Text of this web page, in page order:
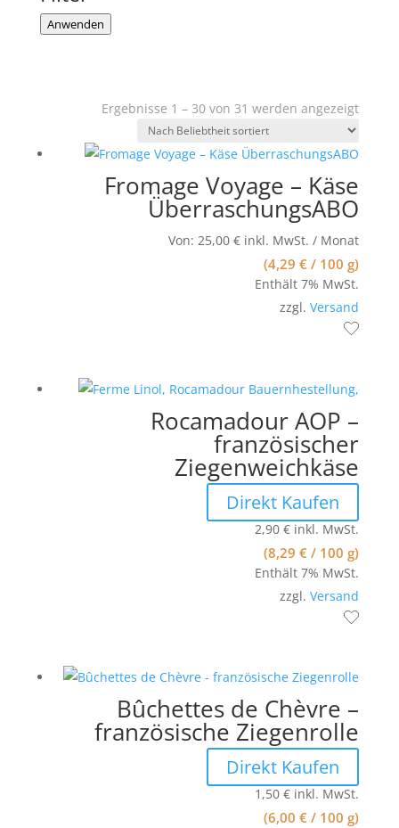
Anwenden
Ergebnisse 1 – 30 von 31 werden angezeigtNach
Fromage Voyage – Käse
ÜberraschungsABO
Von:25,00€ inkl. MwSt. / Monat
(4,29€ / 100 g)
Enthält 7% MwSt.
zzgl.Versand
Rocamadour AOP –
französischer
Ziegenweichkäse
Direkt Kaufen
2,90€ inkl. MwSt.
(8,29€ / 100 g)
Enthält 7% MwSt.
zzgl.Versand
Bûchettes de Chèvre –
französische Ziegenrolle
Direkt Kaufen
1,50€ inkl. MwSt.
(6,00€ / 100 g)